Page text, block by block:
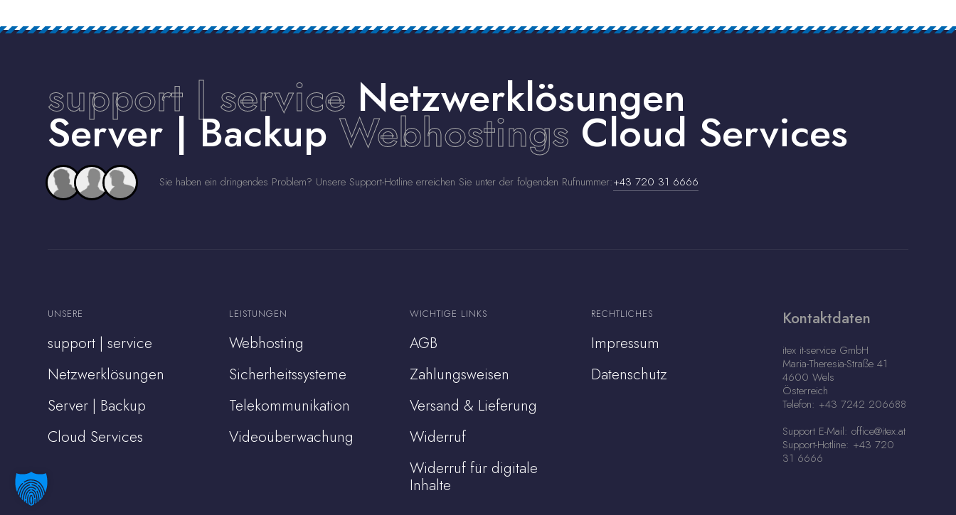
support | service Netzwerklösungen
Server | BackupWebhostings Cloud Services
Sie haben ein dringendes Problem? Unsere Support-Hotline erreichen Sie unter der folgenden Rufnummer:+43 720 31 6666
UNSERE
support | service
Netzwerklösungen
Server | Backup
Cloud Services
LEISTUNGEN
Webhosting
Sicherheitssysteme
Telekommunikation
Videoüberwachung
WICHTIGE LINKS
AGB
Zahlungsweisen
Versand & Lieferung
Widerruf
Widerruf für digitale
Inhalte
RECHTLICHES
Impressum
Datenschutz
Kontaktdaten
itex it-service GmbH
Maria-Theresia-Straße 41
4600 Wels
Österreich
Telefon: +43 7242 206688
Support E-Mail: office@itex.at
Support-Hotline: +43 720
31 6666